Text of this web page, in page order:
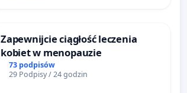
Zapewnijcie ciągłość leczenia
kobiet w menopauzie
73 podpisów
29 Podpisy / 24 godzin